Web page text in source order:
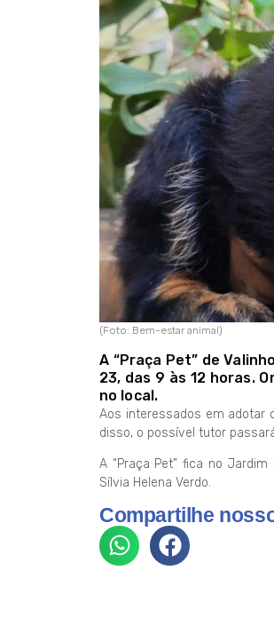
(Foto: Bem-estar animal)
A “Praça Pet” de
23, das 9 às 12 horas.
no local.
Aos interessados em adotar
disso, o possível tutor
A “Praça Pet” fica no
Sílvia Helena Verdo.
Compartilhe